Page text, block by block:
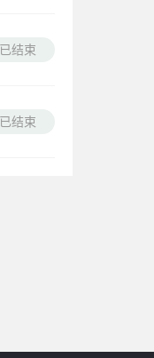
已结束
已结束